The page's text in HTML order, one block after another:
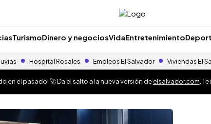
TurismoDinero y negociosVidaEntretenimiento
Hospital Rosales Empleos El Salvador Viviendas El
en el pasado! 🚀 Da el salto a la nueva versión deelsalvador.com .